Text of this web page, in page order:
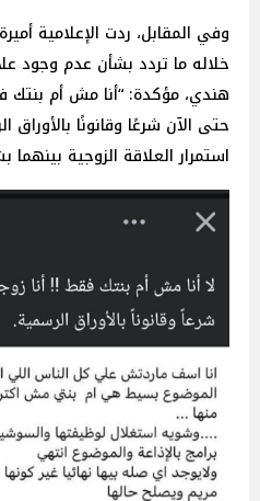
وفي المقابل، ردت الإعلامية
خلاله ما تردد بشأن عدم وجود
حتى الآن شرعًا وقانونًا بالأوراق
استمرار العلاقة الزوجية